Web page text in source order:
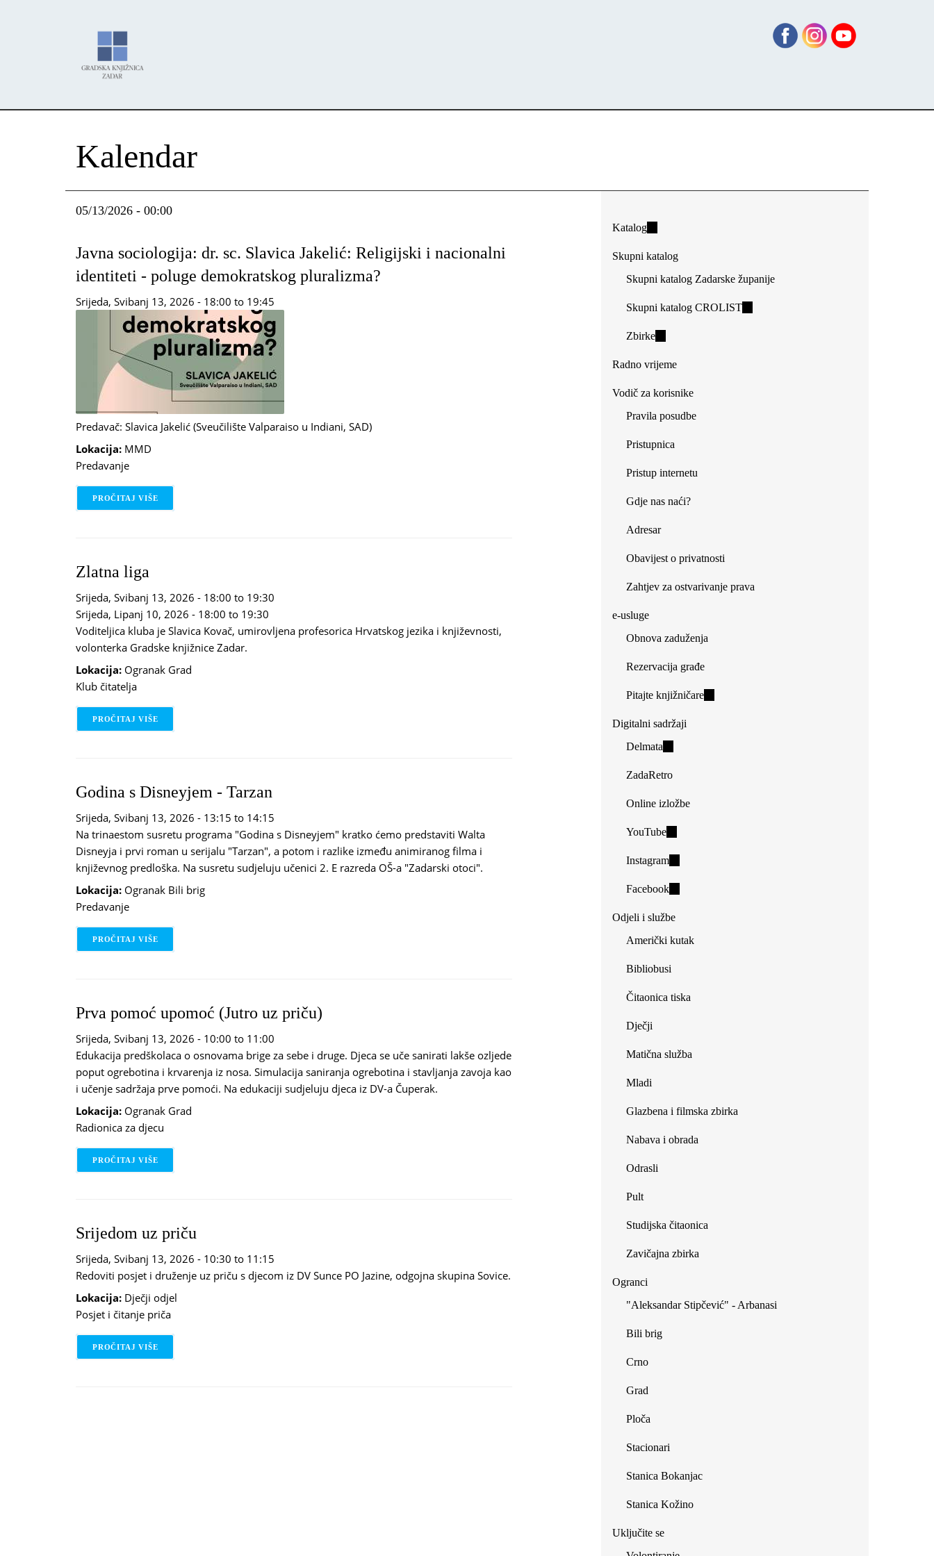
Kalendar
05/13/2026 - 00:00
Javna sociologija: dr. sc. Slavica Jakelić: Religijski i nacionalni
identiteti - poluge demokratskog pluralizma?
Srijeda, Svibanj 13, 2026 - 18:00 to 19:45
Predavač: Slavica Jakelić (Sveučilište Valparaiso u Indiani, SAD)
Lokacija: MMD
Predavanje
PROČITAJ VIŠE O JAVNA SOCIOLOGIJA: DR. SC. SLAVICA JAKELIĆ: RELIGIJSKI I NACIONALNI IDENTITETI - POLUGE DEMOKRATSKOG PLURALIZMA?
Zlatna liga
Srijeda, Svibanj 13, 2026 - 18:00 to 19:30
Srijeda, Lipanj 10, 2026 - 18:00 to 19:30
Voditeljica kluba je Slavica Kovač, umirovljena profesorica Hrvatskog jezika i književnosti,
volonterka Gradske knjižnice Zadar.
Lokacija: Ogranak Grad
Klub čitatelja
PROČITAJ VIŠE
Godina s Disneyjem - Tarzan
Srijeda, Svibanj 13, 2026 - 13:15 to 14:15
Na trinaestom susretu programa "Godina s Disneyjem" kratko ćemo predstaviti Walta
Disneyja i prvi roman u serijalu "Tarzan", a potom i razlike između animiranog filma i
književnog predloška. Na susretu sudjeluju učenici 2. E razreda OŠ-a "Zadarski otoci".
Lokacija: Ogranak Bili brig
Predavanje
PROČITAJ VIŠE
Prva pomoć upomoć (Jutro uz priču)
Srijeda, Svibanj 13, 2026 - 10:00 to 11:00
Edukacija predškolaca o osnovama brige za sebe i druge. Djeca se uče sanirati lakše ozljede
poput ogrebotina i krvarenja iz nosa. Simulacija saniranja ogrebotina i stavljanja zavoja kao
i učenje sadržaja prve pomoći. Na edukaciji sudjeluju djeca iz DV-a Čuperak.
Lokacija: Ogranak Grad
Radionica za djecu
PROČITAJ VIŠE
Srijedom uz priču
Srijeda, Svibanj 13, 2026 - 10:30 to 11:15
Redoviti posjet i druženje uz priču s djecom iz DV Sunce PO Jazine, odgojna skupina Sovice.
Lokacija: Dječji odjel
Posjet i čitanje priča
PROČITAJ VIŠE
Katalog(link
external)
Skupni katalog
Skupni katalog Zadarske županije
Skupni katalog CROLIST(link
Zbirke(link
external)
Radno vrijeme
Vodič za korisnike
Pravila posudbe
Pristupnica
Pristup internetu
Gdje nas naći?
Adresar
Obavijest o privatnosti
Zahtjev za ostvarivanje prava
e-usluge
Obnova zaduženja
Rezervacija građe
Pitajte knjižničare(link
Digitalni sadržaji
Delmata
external)
ZadaRetro
Online izložbe
YouTube(link
external)
Instagram(link
external)
Facebook(link
external)
Odjeli i službe
Američki kutak
Bibliobusi
Čitaonica tiska
Dječji
Matična služba
Mladi
Glazbena i filmska zbirka
Nabava i obrada
Odrasli
Pult
Studijska čitaonica
Zavičajna zbirka
Ogranci
"Aleksandar Stipčević" - Arbanasi
Bili brig
Crno
Grad
Ploča
Stacionari
Stanica Bokanjac
Stanica Kožino
Uključite se